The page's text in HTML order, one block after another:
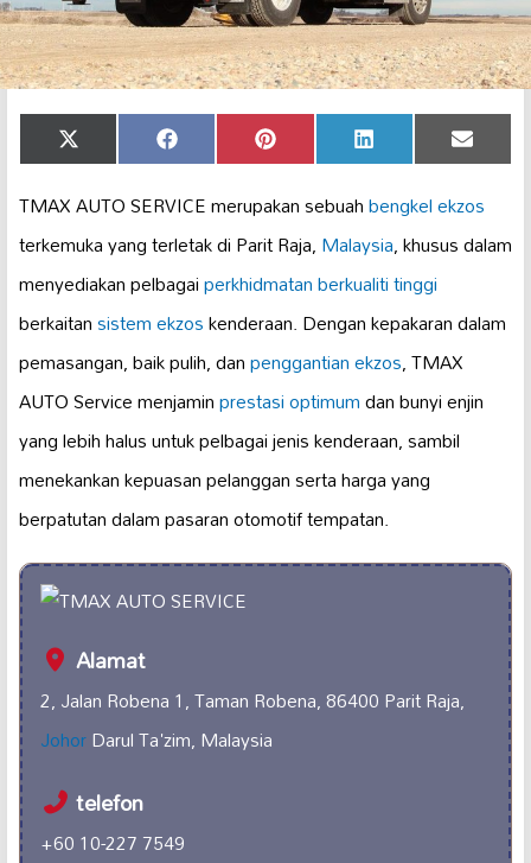
Share
on
X
(Twitter)
Share
on
Facebook Share
on
Pinterest Share
on
LinkedIn Share
on
Email
TMAX AUTO SERVICE merupakan sebuahbengkel ekzos
terkemuka yang terletak di Parit Raja,Malaysia, khusus dalam
menyediakan pelbagaiperkhidmatan berkualiti tinggi
berkaitansistem ekzoskenderaan. Dengan kepakaran dalam
pemasangan, baik pulih, danpenggantian ekzos, TMAX
AUTO Service menjaminprestasi optimumdan bunyi enjin
yang lebih halus untuk pelbagai jenis kenderaan, sambil
menekankan kepuasan pelanggan serta harga yang
berpatutan dalam pasaran otomotif tempatan.
Alamat
2, Jalan Robena 1, Taman Robena, 86400 Parit Raja,
JohorDarul Ta'zim, Malaysia
telefon
+60 10-227 7549